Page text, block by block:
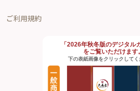
ご利用規約
「2026年秋冬版のデジタル
をご覧いただけます。
下の表紙画像をクリックしてく